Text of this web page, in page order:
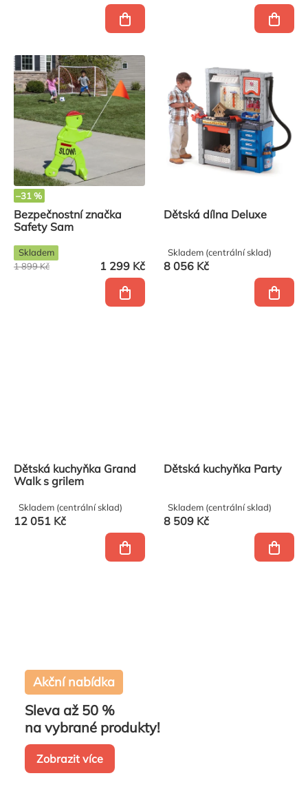
–31 %
Bezpečnostní značka
Safety Sam
1 299 Kč
1 899 Kč
Skladem
Dětská dílna Deluxe
8 056 Kč
Skladem (centrální sklad)
Dětská kuchyňka Grand
Walk s grilem
12 051 Kč
Skladem (centrální sklad)
Dětská kuchyňka Party
8 509 Kč
Skladem (centrální sklad)
Akční nabídka
Sleva až 50 %
na vybrané produkty!
Zobrazit více